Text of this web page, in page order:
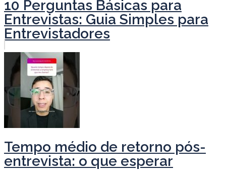
10 Perguntas Básicas para
Entrevistas: Guia Simples para
Entrevistadores
Tempo médio de retorno pós-
entrevista: o que esperar